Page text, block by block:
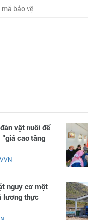
vật nuôi để
cao tăng
nguy cơ một
lương thực